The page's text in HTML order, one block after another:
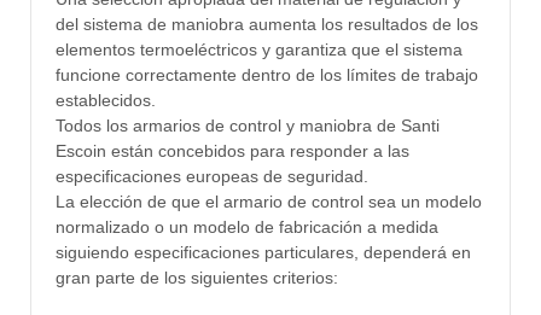
del sistema de maniobra aumenta los resultados de los
elementos termoeléctricos y garantiza que el sistema
funcione correctamente dentro de los límites de trabajo
establecidos.
Todos los armarios de control y maniobra de Santi
Escoin están concebidos para responder a las
especificaciones europeas de seguridad.
La elección de que el armario de control sea un modelo
normalizado o un modelo de fabricación a medida
siguiendo especificaciones particulares, dependerá en
gran parte de los siguientes criterios: